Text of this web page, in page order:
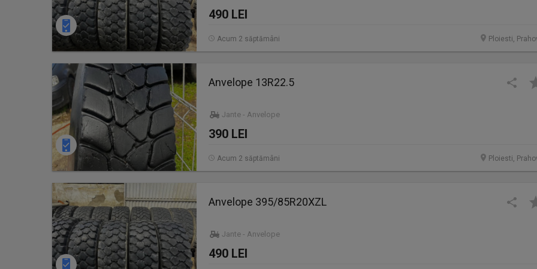
490 LEI
Ploiesti,
Acum 2 săptămâni
Anvelope 13R22.5
Jante - Anvelope
390 LEI
Ploiesti,
Acum 2 săptămâni
Anvelope 395/85R20XZL
Jante - Anvelope
490 LEI